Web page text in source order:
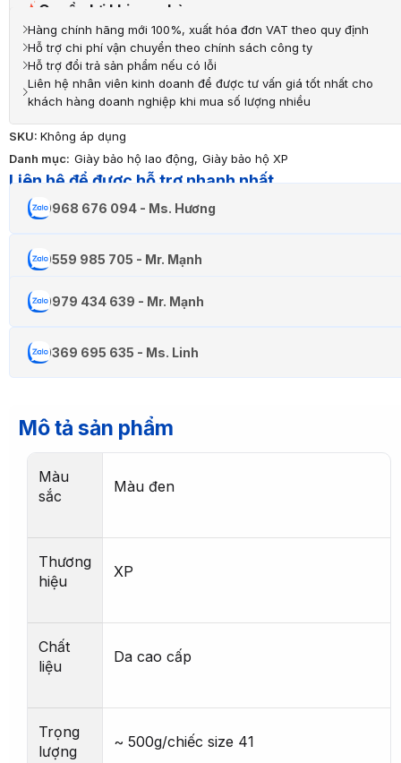
Quyền lợi khi mua hàng
Hàng chính hãng mới 100%, xuất hóa đơn VAT theo quy định
Hỗ trợ chi phí vận chuyển theo chính sách công ty
Hỗ trợ đổi trả sản phẩm nếu có lỗi
Liên hệ nhân viên kinh doanh để được tư vấn giá tốt nhất cho
khách hàng doanh nghiệp khi mua số lượng nhiều
SKU: Không áp dụng
Danh mục: Giày bảo hộ lao động, Giày bảo hộ XP
Liên hệ để được hỗ trợ nhanh nhất
0968 676 094 - Ms. Hương
0559 985 705 - Mr. Mạnh
0979 434 639 - Mr. Mạnh
0369 695 635 - Ms. Linh
Mô tả sản phẩm
Màu
sắc
Màu đen
Thương
hiệu
XP
Chất
liệu
Da cao cấp
Trọng
lượng
~ 500g/chiếc size 41